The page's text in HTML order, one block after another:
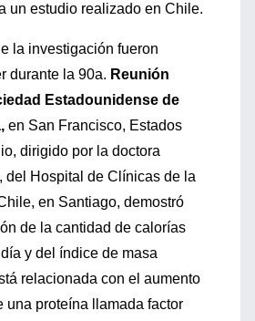
un estudio realizado en Chile.
la investigación fueron
durante la 90a. Reunión
Estadounidense de
en San Francisco, Estados
dirigido por la doctora
, del Hospital de Clínicas de la
en Santiago, demostró
de la cantidad de calorías
y del índice de masa
relacionada con el aumento
una proteína llamada factor